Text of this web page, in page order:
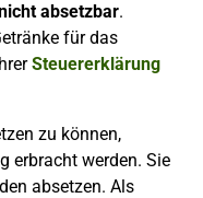
absetzbar.
für das
Steuererklärung
zu können,
erbracht werden. Sie
absetzen. Als